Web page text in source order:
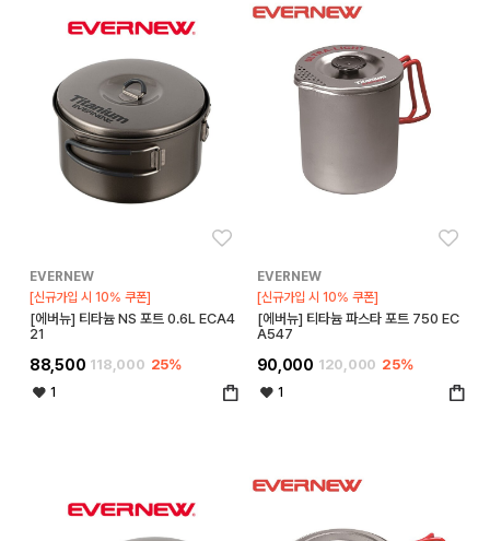
EVERNEW
[신규가입 시 10% 쿠폰]
[에버뉴] 티타늄 NS 포트 0.6L ECA4
21
88,500 118,000 25%
1
EVERNEW
[신규가입 시 10% 쿠폰]
[에버뉴] 티타늄 파스타 포트 750 EC
A547
90,000 120,000 25%
1